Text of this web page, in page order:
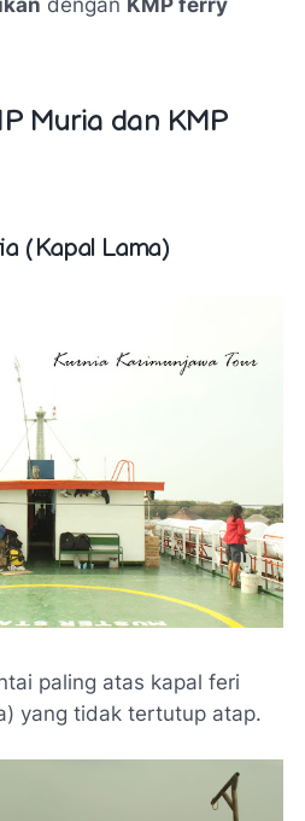
Muria dan KMP
(Kapal Lama)
paling atas kapal feri
yang tidak tertutup atap.